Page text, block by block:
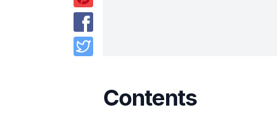
Contents